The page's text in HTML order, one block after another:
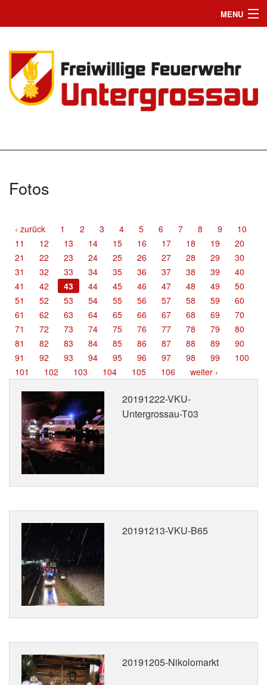
MENU
Einsätze
News
Wir suchen Dich
Chronik
Bilder
Termine
Fotos
‹ zurück 1 2 3 4 5 6 7 8 9
10
11
12 13 14 15 16 17 18 19
20
21
22 23 24 25 26 27 28 29
30
31
32 33 34 35 36 37 38 39
40
41
42 43 44 45 46 47 48 49
50
51
52 53 54 55 56 57 58 59
60
61
62 63 64 65 66 67 68 69
70
71
72 73 74 75 76 77 78 79
80
81
82 83 84 85 86 87 88 89
90
91
92 93 94 95 96 97 98 99
100
101
102 103 104 105 106 weiter ›
20191222-VKU-
Untergrossau-T03
20191213-VKU-B65
20191205-Nikolomarkt